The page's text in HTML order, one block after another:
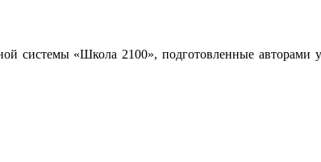
системы «Школа 2100», подготовленные авторами